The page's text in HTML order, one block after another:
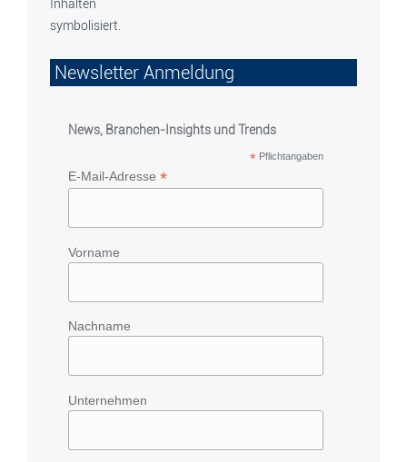
Newsletter Anmeldung
News, Branchen-Insights und Trends
* Pflichtangaben
E-Mail-Adresse *
Vorname
Nachname
Unternehmen